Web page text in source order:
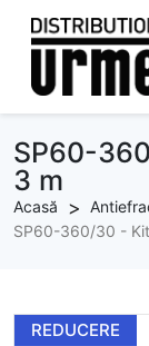
SP60-
3 m
Acasă
SP60-360/30 -
REDUCERE